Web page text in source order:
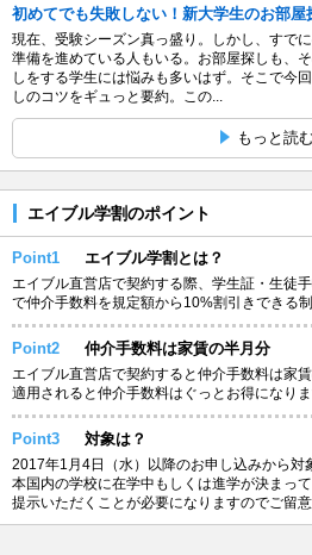
初めてでも失敗しない！新大学生のお部屋
現在、受験シーズン真っ盛り。しかし、すで
準備を進めている人もいる。お部屋探しも、
しをする学生には悩みも多いはず。そこで今
しのコツをギュっと要約。この...
もっと読
エイブル学割のポイント
Point1 エイブル学割とは？
エイブル直営店で契約する際、学生証・生徒
で仲介手数料を規定額から10%割引きできる制
Point2 仲介手数料は家賃の半月分
エイブル直営店で契約すると仲介手数料は家
適用されると仲介手数料はぐっとお得になりま
Point3 対象は？
2017年1月4日（水）以降のお申し込みから対
本国内の学校に在学中もしくは進学が決まっ
提示いただくことが必要になりますのでご留意